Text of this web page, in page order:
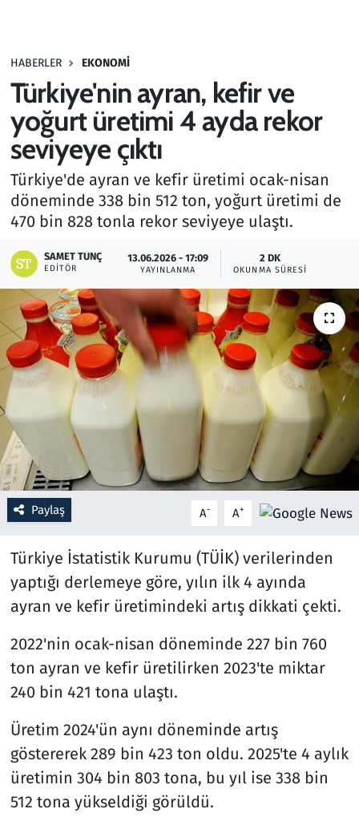
HABERLER EKONOMI
Türkiye'nin ayran, kefir ve
yoğurt üretimi 4 ayda rekor
seviyeye çıktı
Türkiye'de ayran ve kefir üretimi ocak-nisan
döneminde 338 bin 512 ton, yoğurt üretimi de
470 bin 828 tonla rekor seviyeye ulaştı.
SAMET TUNÇ
EDITÖR
13.06.2026 - 17:09
YAYINLANMA
2 DK
OKUNMA SÜRESI
Paylaş A- A+
Türkiye İstatistik Kurumu (TÜİK) verilerinden
yaptığı derlemeye göre, yılın ilk 4 ayında
ayran ve kefir üretimindeki artış dikkati çekti.
2022'nin ocak-nisan döneminde 227 bin 760
ton ayran ve kefir üretilirken 2023'te miktar
240 bin 421 tona ulaştı.
Üretim 2024'ün aynı döneminde artış
göstererek 289 bin 423 ton oldu. 2025'te 4 aylık
üretimin 304 bin 803 tona, bu yıl ise 338 bin
512 tona yükseldiği görüldü.
Haber
Kültür Sanat
Kurumsal Haberler
Lezzet Durağı
Memur ve Kamu
Otomobil
Oyun
Ramazan
Resmi İlanlar
Rüya Tabirleri
Sağlık
Savunma Sanayi
Seçim 2023
Spor
Teknoloji ve Bilim
Televizyon